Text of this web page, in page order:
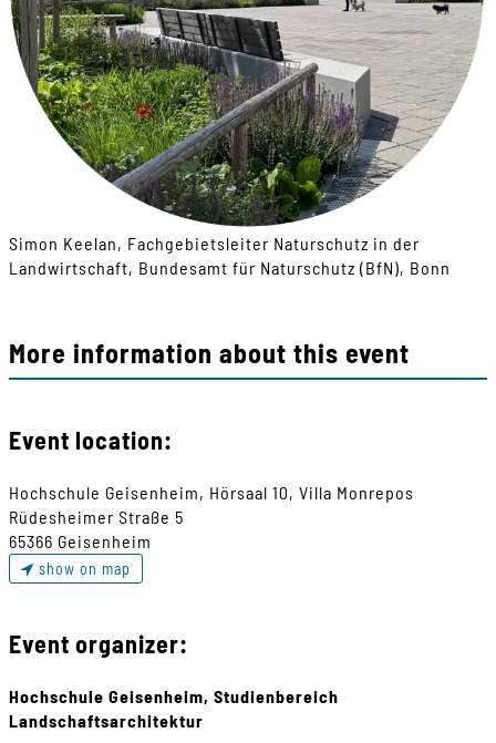
Simon Keelan, Fachgebietsleiter Naturschutz in der
Landwirtschaft, Bundesamt für Naturschutz (BfN), Bonn
More information about this event
Event location:
Hochschule Geisenheim, Hörsaal 10, Villa Monrepos
Rüdesheimer Straße 5
65366 Geisenheim
show on map
Event organizer:
Hochschule Geisenheim, Studienbereich
Landschaftsarchitektur